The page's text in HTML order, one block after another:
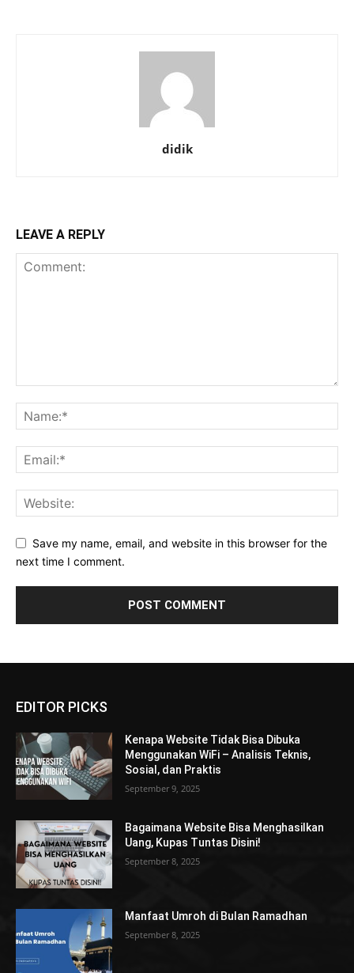
didik
LEAVE A REPLY
Save my name, email, and website in this browser for the
next time I comment.
EDITOR PICKS
Kenapa Website Tidak Bisa Dibuka
Menggunakan WiFi – Analisis Teknis,
Sosial, dan Praktis
September 9, 2025
Bagaimana Website Bisa Menghasilkan
Uang, Kupas Tuntas Disini!
September 8, 2025
Manfaat Umroh di Bulan Ramadhan
September 8, 2025